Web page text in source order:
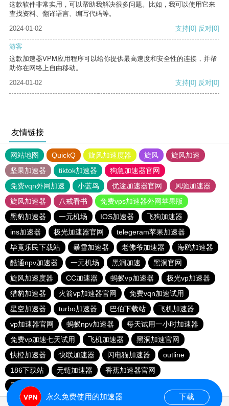
这款软件非常实用，可以帮助我解决很多问题。比如，我可以使用它来
查找资料、翻译语言、编写代码等。
2024-01-02
支持[0] 反对[0]
游客
这款加速器VPM应用程序可以给你提供最高速度和安全性的连接，并帮
助你在网络上自由移动。
2024-01-02
支持[0] 反对[0]
友情链接
网站地图 QuickQ 旋风加速度器 旋风
旋风加速
坚果加速器
tiktok加速器
狗急加速器官网
免费vqn外网加速
小蓝鸟 优途加速器官网
风驰加速器
旋风加速器
八戒看书
免费vps加速器外网苹果版
黑豹加速器
一元机场 IOS加速器
飞狗加速器
ins加速器
极光加速器官网
telegeram苹果加速器
毕竟乐民下载站
暴雪加速器 老佛爷加速器
海鸥加速器
酷通npv加速器
一元机场 黑洞加速
黑洞官网
旋风加速度器
CC加速器 蚂蚁vp加速器
极光vp加速器
猎豹加速器
火箭vp加速器官网
免费vqn加速试用
星空加速器
turbo加速器 巴伯下载站
飞机加速器
vp加速器官网
蚂蚁npv加速器
每天试用一小时加速器
免费vp加速七天试用
飞机加速器
黑洞加速官网
快橙加速器
快联加速器 闪电猫加速器
outline
186下载站
元链加速器
香蕉加速器官网
香蕉加速器官网正版
永久免费使用的加速器 下载